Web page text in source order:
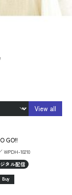
View all
GO!!
WPDH-10210
タル配信
Buy